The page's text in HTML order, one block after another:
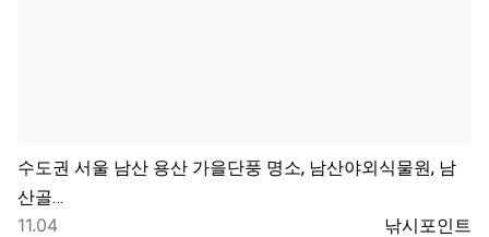
수도권 서울 남산 용산 가을단풍 명소, 남산야외식물원, 남
산골…
등록자
낚시포인트
등록일
11.04